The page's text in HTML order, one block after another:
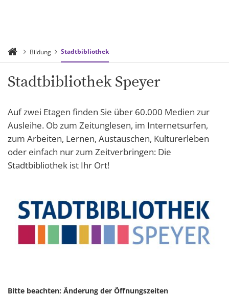
Bildung Stadtbibliothek
Stadtbibliothek Speyer
Auf zwei Etagen finden Sie über 60.000 Medien zur
Ausleihe. Ob zum Zeitunglesen, im Internetsurfen,
zum Arbeiten, Lernen, Austauschen, Kulturerleben
oder einfach nur zum Zeitverbringen: Die
Stadtbibliothek ist Ihr Ort!
Bitte beachten: Änderung der Öffnungszeiten